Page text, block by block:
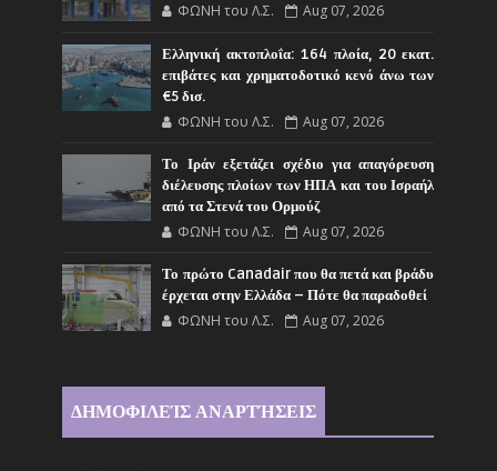
ΦΩΝΗ του Λ.Σ. Aug 07, 2026
Ελληνική ακτοπλοΐα: 164 πλοία, 20 εκατ.
επιβάτες και χρηματοδοτικό κενό άνω των
€5 δισ.
ΦΩΝΗ του Λ.Σ. Aug 07, 2026
Το Ιράν εξετάζει σχέδιο για απαγόρευση
διέλευσης πλοίων των ΗΠΑ και του Ισραήλ
από τα Στενά του Ορμούζ
ΦΩΝΗ του Λ.Σ. Aug 07, 2026
Το πρώτο Canadair που θα πετά και βράδυ
έρχεται στην Ελλάδα – Πότε θα παραδοθεί
ΦΩΝΗ του Λ.Σ. Aug 07, 2026
ΔΗΜΟΦΙΛΕΊΣ ΑΝΑΡΤΉΣΕΙΣ